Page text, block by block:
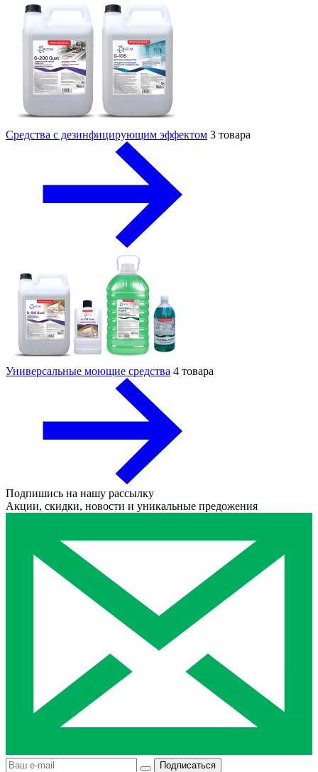
Средства с дезинфицирующим эффектом 3 товара
Универсальные моющие средства 4 товара
Подпишись на нашу рассылку
Акции, скидки, новости и уникальные предожения
Подписаться